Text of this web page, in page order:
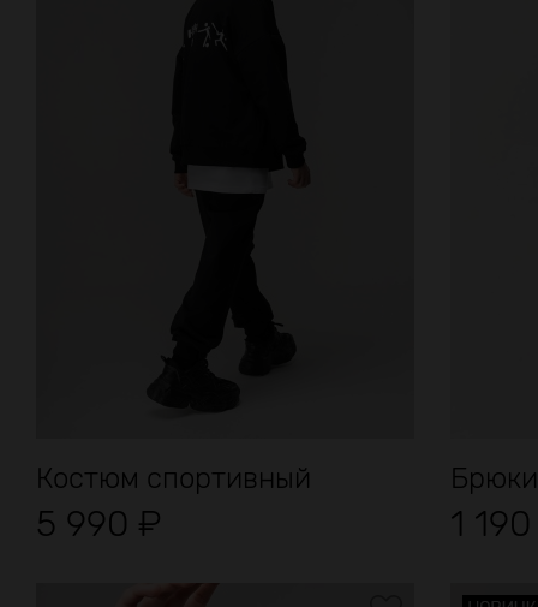
Костюм спортивный
5 990 ₽ 1